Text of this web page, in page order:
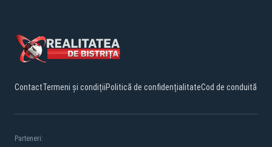
ContactTermeni și condițiiPolitică de confidențialitateCod de conduită
Parteneri: